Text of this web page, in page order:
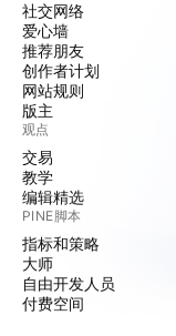
社交网络
爱心墙
推荐朋友
创作者计划
网站规则
版主
观点
交易
教学
编辑精选
PINE脚本
指标和策略
大师
自由开发人员
付费空间